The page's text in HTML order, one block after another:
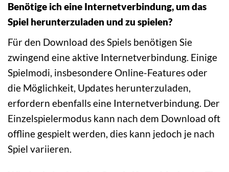
Benötige ich eine Internetverbindung, um das
Spiel herunterzuladen und zu spielen?
Für den Download des Spiels benötigen Sie
zwingend eine aktive Internetverbindung. Einige
Spielmodi, insbesondere Online-Features oder
die Möglichkeit, Updates herunterzuladen,
erfordern ebenfalls eine Internetverbindung. Der
Einzelspielermodus kann nach dem Download oft
offline gespielt werden, dies kann jedoch je nach
Spiel variieren.